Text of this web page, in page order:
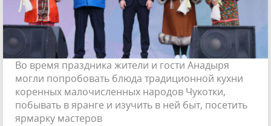
Во время праздника жители и гости Анадыря
могли попробовать блюда традиционной кухни
коренных малочисленных народов Чукотки,
побывать в яранге и изучить в ней быт, посетить
ярмарку мастеров